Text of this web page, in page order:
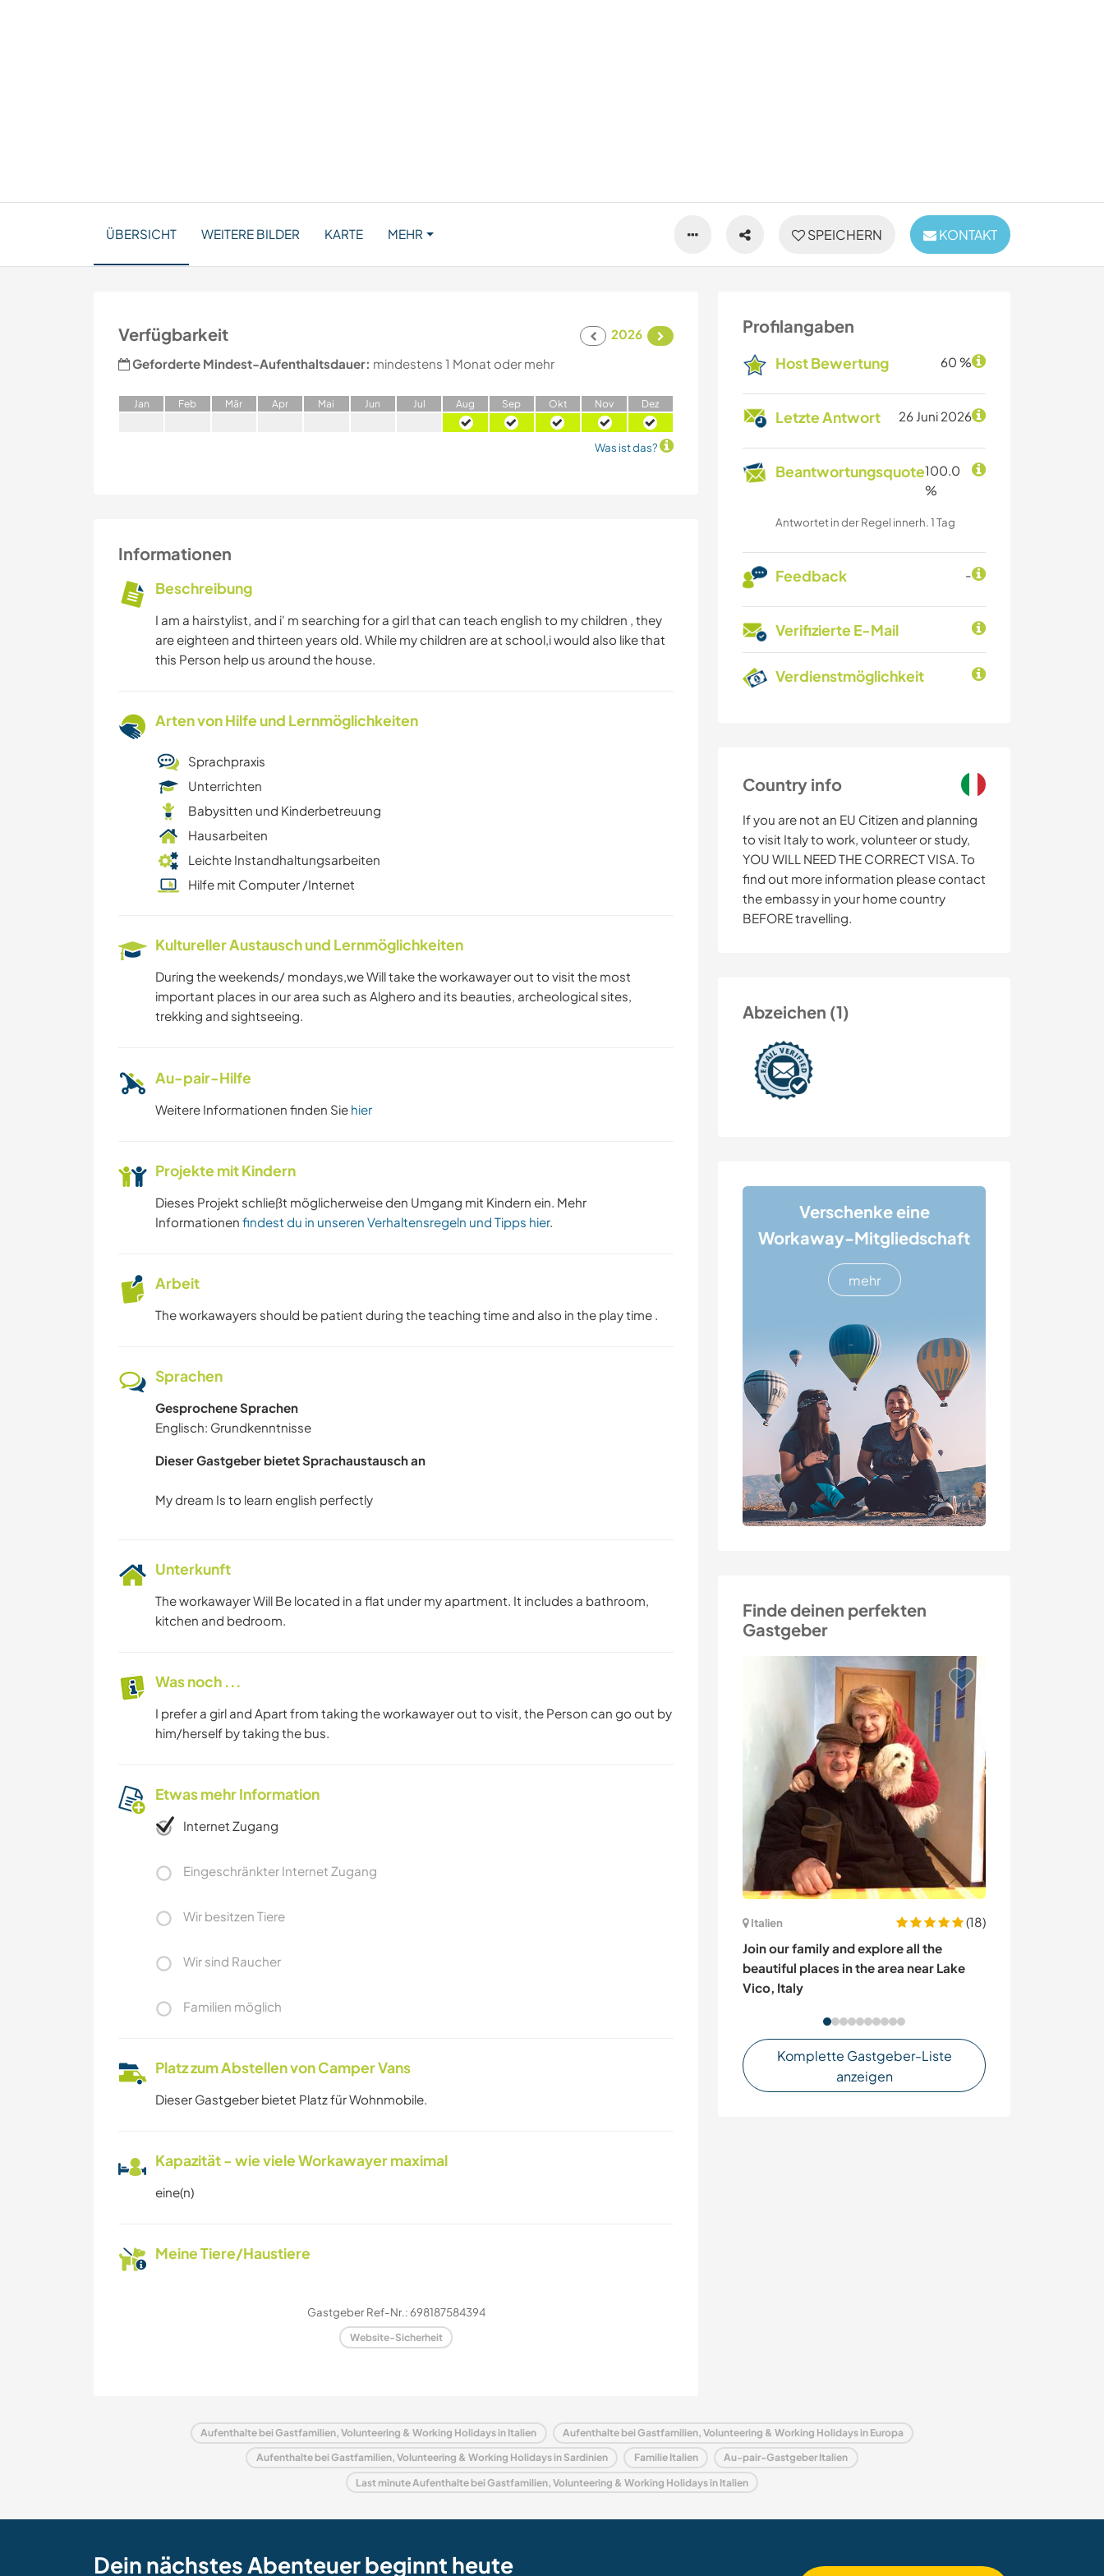
SPEICHERN KONTAKT
ÜBERSICHT WEITERE BILDER KARTE MEHR
Profilangaben
Host Bewertung 60 %
Letzte Antwort 26 Juni 2026
Beantwortungsquote100.0
%
Antwortet in der Regel innerh. 1 Tag
Feedback -
Verifizierte E-Mail
Verdienstmöglichkeit
Country info
If you are not an EU Citizen and planning
to visit Italy to work, volunteer or study,
YOU WILL NEED THE CORRECT VISA. To
find out more information please contact
the embassy in your home country
BEFORE travelling.
Abzeichen (1)
Verschenke eine
Workaway-Mitgliedschaft
mehr
Finde deinen perfekten
Gastgeber
Italien
(18)
Join our family and explore all the
beautiful places in the area near Lake
Vico, Italy
Komplette Gastgeber-Liste
anzeigen
Verfügbarkeit
2026
Geforderte Mindest-Aufenthaltsdauer: mindestens 1 Monat oder mehr
Jan Feb Mär Apr Mai Jun Jul Aug Sep Okt Nov Dez
Was ist das?
Informationen
Beschreibung
I am a hairstylist, and i' m searching for a girl that can teach english to my children , they
are eighteen and thirteen years old. While my children are at school,i would also like that
this Person help us around the house.
Arten von Hilfe und Lernmöglichkeiten
Sprachpraxis
Unterrichten
Babysitten und Kinderbetreuung
Hausarbeiten
Leichte Instandhaltungsarbeiten
Hilfe mit Computer /Internet
Kultureller Austausch und Lernmöglichkeiten
During the weekends/ mondays,we Will take the workawayer out to visit the most
important places in our area such as Alghero and its beauties, archeological sites,
trekking and sightseeing.
Au-pair-Hilfe
Weitere Informationen finden Sie hier
Projekte mit Kindern
Dieses Projekt schließt möglicherweise den Umgang mit Kindern ein. Mehr
Informationen findest du in unseren Verhaltensregeln und Tipps hier.
Arbeit
The workawayers should be patient during the teaching time and also in the play time .
Sprachen
Gesprochene Sprachen
Englisch: Grundkenntnisse
Dieser Gastgeber bietet Sprachaustausch an
Unterkunft
The workawayer Will Be located in a flat under my apartment. It includes a bathroom,
kitchen and bedroom.
Was noch ...
I prefer a girl and Apart from taking the workawayer out to visit, the Person can go out by
him/herself by taking the bus.
Etwas mehr Information
Internet Zugang
Eingeschränkter Internet Zugang
Wir besitzen Tiere
Wir sind Raucher
Familien möglich
Platz zum Abstellen von Camper Vans
Dieser Gastgeber bietet Platz für Wohnmobile.
Kapazität - wie viele Workawayer maximal
eine(n)
Meine Tiere/Haustiere
Gastgeber Ref-Nr.: 698187584394
Website-Sicherheit
Aufenthalte bei Gastfamilien, Volunteering & Working Holidays in Italien Aufenthalte bei Gastfamilien, Volunteering & Working Holidays in Europa
Aufenthalte bei Gastfamilien, Volunteering & Working Holidays in Sardinien Familie Italien Au-pair-Gastgeber Italien
Last minute Aufenthalte bei Gastfamilien, Volunteering & Working Holidays in Italien
Dein nächstes Abenteuer beginnt heute